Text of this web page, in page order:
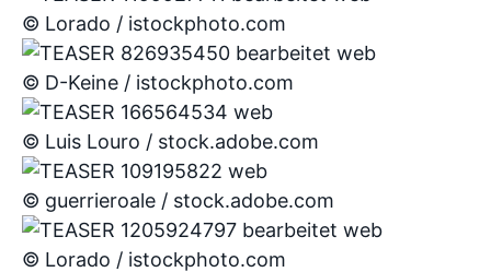
© Lorado / istockphoto.com
© D-Keine / istockphoto.com
© Luis Louro / stock.adobe.com
© guerrieroale / stock.adobe.com
© Lorado / istockphoto.com